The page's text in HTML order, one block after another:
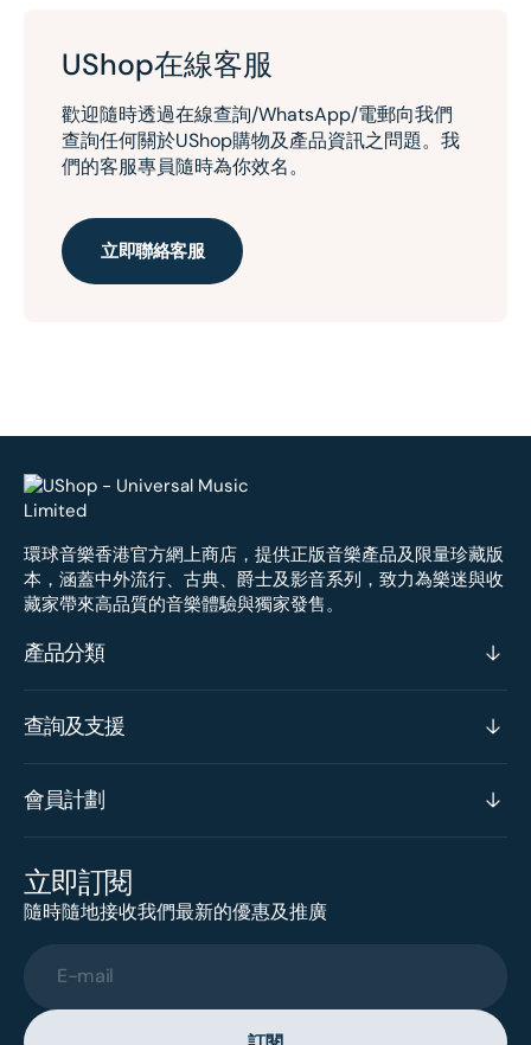
UShop在線客服
歡迎隨時透過在線查詢/WhatsApp/電郵向我們
查詢任何關於UShop購物及產品資訊之問題。我
們的客服專員隨時為你效名。
立即聯絡客服
環球音樂香港官方網上商店，提供正版音樂產品及限量珍藏版
本，涵蓋中外流行、古典、爵士及影音系列，致力為樂迷與收
藏家帶來高品質的音樂體驗與獨家發售。
產品分類
查詢及支援
會員計劃
立即訂閱
隨時隨地接收我們最新的優惠及推廣
E-mail